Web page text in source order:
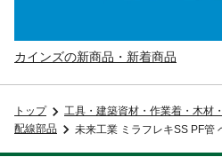
カインズの新商品・新着商品
トップ 工具・建築資材・作業着・木材
配線部品
未来工業 ミラフレキSS PF管